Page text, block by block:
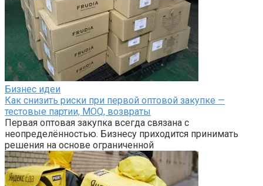
Бизнес идеи
Как снизить риски при первой оптовой закупке —
тестовые партии, MOQ, возвраты
Первая оптовая закупка всегда связана с
неопределённостью. Бизнесу приходится принимать
решения на основе ограниченной